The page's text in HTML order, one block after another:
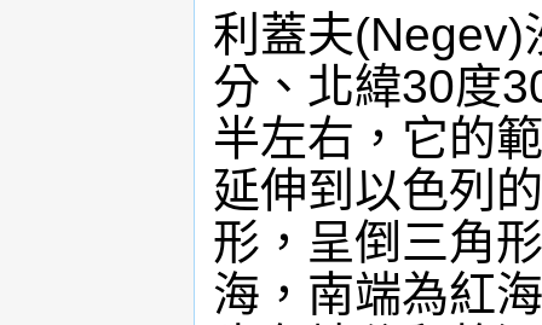
利蓋夫(Negev)
分、北緯30度
半左右，它的
延伸到以色列
形，呈倒三角
海，南端為紅